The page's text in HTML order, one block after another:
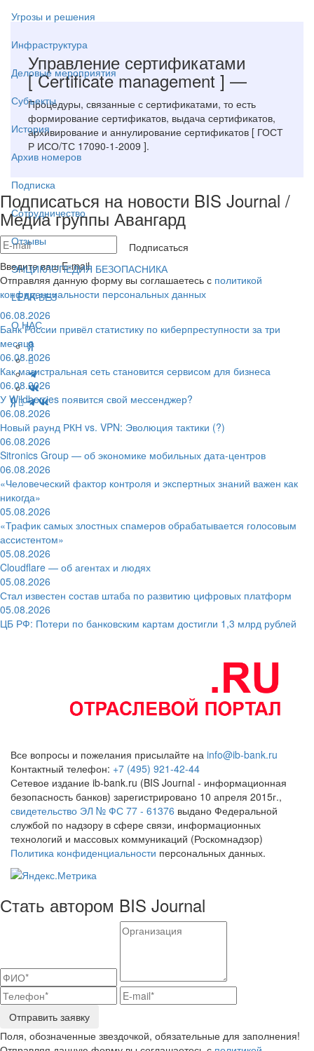
Угрозы и решения
Инфраструктура
Деловые мероприятия
Субъекты
История
Архив номеров
Подписка
Сотрудничество
Отзывы
ЭНЦИКЛОПЕДИЯ БЕЗОПАСНИКА
LEAK-БЕЗ
О НАС
Управление сертификатами
[ Certificate management ] —
Процедуры, связанные с сертификатами, то есть
формирование сертификатов, выдача сертификатов,
архивирование и аннулирование сертификатов [ ГОСТ
Р ИСО/ТС 17090-1-2009 ].
Подписаться на новости BIS Journal /
Медиа группы Авангард
Подписаться
Введите ваш E-mail
Отправляя данную форму вы соглашаетесь с политикой
конфиденциальности персональных данных
06.08.2026
Банк России привёл статистику по киберпреступности за три
месяца
06.08.2026
Как магистральная сеть становится сервисом для бизнеса
06.08.2026
У Wildberries появится свой мессенджер?
06.08.2026
Новый раунд РКН vs. VPN: Эволюция тактики (?)
06.08.2026
Sitronics Group — об экономике мобильных дата-центров
06.08.2026
«Человеческий фактор контроля и экспертных знаний важен как
никогда»
05.08.2026
«Трафик самых злостных спамеров обрабатывается голосовым
ассистентом»
05.08.2026
Cloudflare — об агентах и людях
05.08.2026
Стал известен состав штаба по развитию цифровых платформ
05.08.2026
ЦБ РФ: Потери по банковским картам достигли 1,3 млрд рублей
Все вопросы и пожелания присылайте на info@ib-bank.ru
Контактный телефон: +7 (495) 921-42-44
Сетевое издание ib-bank.ru (BIS Journal - информационная
безопасность банков) зарегистрировано 10 апреля 2015г.,
свидетельство ЭЛ № ФС 77 - 61376 выдано Федеральной
службой по надзору в сфере связи, информационных
технологий и массовых коммуникаций (Роскомнадзор)
Политика конфиденциальности персональных данных.
Стать автором BIS Journal
Отправить заявку
Поля, обозначенные звездочкой, обязательные для заполнения!